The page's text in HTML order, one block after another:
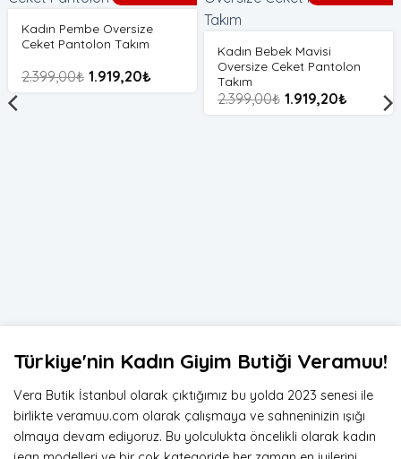
Kadın Pembe Oversize
Ceket Pantolon Takım
2.399,00₺ 1.919,20₺
Kadın Bebek Mavisi
Oversize Ceket Pantolon
Takım
2.399,00₺ 1.919,20₺
Türkiye'nin Kadın Giyim Butiği Veramuu!
Vera Butik İstanbul olarak çıktığımız bu yolda 2023 senesi ile
birlikte veramuu.com olarak çalışmaya ve sahneninizin ışığı
olmaya devam ediyoruz. Bu yolculukta öncelikli olarak kadın